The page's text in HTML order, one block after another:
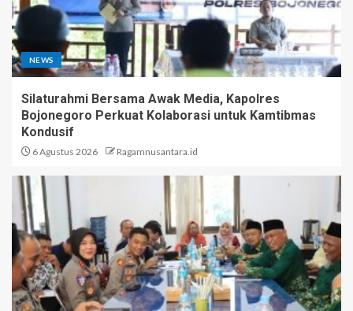
NEWS
Silaturahmi Bersama Awak Media, Kapolres
Bojonegoro Perkuat Kolaborasi untuk Kamtibmas
Kondusif
6 Agustus 2026 Ragamnusantara.id